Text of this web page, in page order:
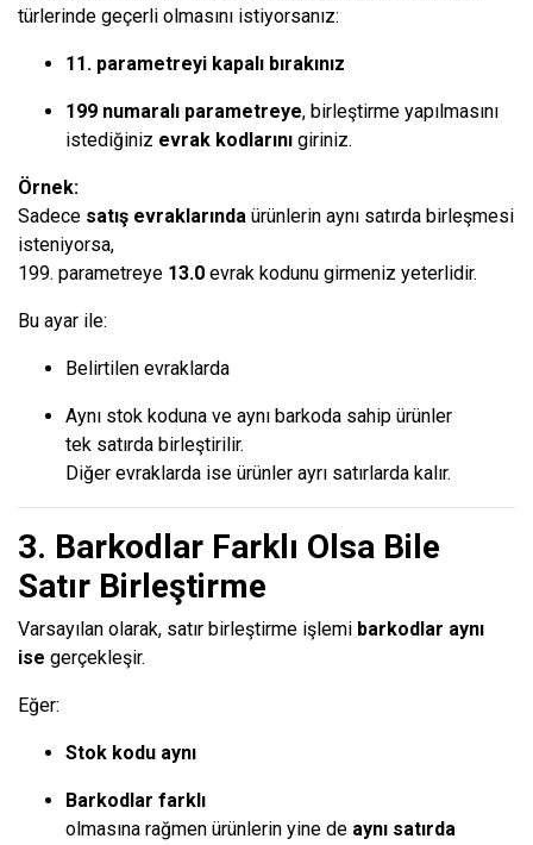
türlerinde geçerli olmasını istiyorsanız:
11. parametreyi kapalı bırakınız
199 numaralı parametreye, birleştirme yapılmasını
istediğiniz evrak kodlarını giriniz.
Örnek:
Sadece satış evraklarında ürünlerin aynı satırda birleşmesi
isteniyorsa,
199. parametreye 13.0 evrak kodunu girmeniz yeterlidir.
Bu ayar ile:
Belirtilen evraklarda
Aynı stok koduna ve aynı barkoda sahip ürünler
tek satırda birleştirilir.
Diğer evraklarda ise ürünler ayrı satırlarda kalır.
3. Barkodlar Farklı Olsa Bile
Satır Birleştirme
Varsayılan olarak, satır birleştirme işlemi barkodlar aynı
ise gerçekleşir.
Eğer:
Stok kodu aynı
Barkodlar farklı
olmasına rağmen ürünlerin yine de aynı satırda